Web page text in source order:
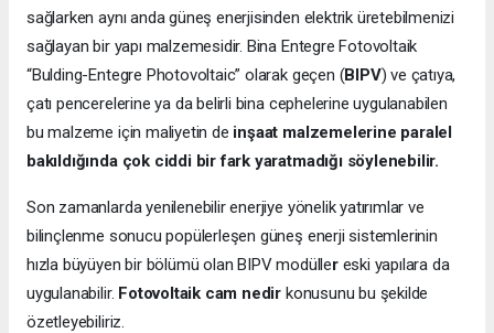
sağlarken aynı anda güneş enerjisinden elektrik üretebilmenizi
sağlayan bir yapı malzemesidir. Bina Entegre Fotovoltaik
“Bulding-Entegre Photovoltaic” olarak geçen (BIPV) ve çatıya,
çatı pencerelerine ya da belirli bina cephelerine uygulanabilen
bu malzeme için maliyetin de inşaat malzemelerine paralel
bakıldığında çok ciddi bir fark yaratmadığı söylenebilir.
Son zamanlarda yenilenebilir enerjiye yönelik yatırımlar ve
bilinçlenme sonucu popülerleşen güneş enerji sistemlerinin
hızla büyüyen bir bölümü olan BIPV modüller eski yapılara da
uygulanabilir. Fotovoltaik cam nedir konusunu bu şekilde
özetleyebiliriz.